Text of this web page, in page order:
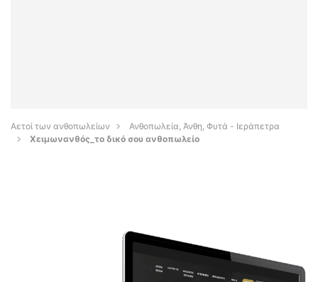
Αετοί των ανθοπωλείων
Ανθοπωλεία, Άνθη, Φυτά - Ιεράπετρα
Χειμωνανθός_το δικό σου ανθοπωλείο